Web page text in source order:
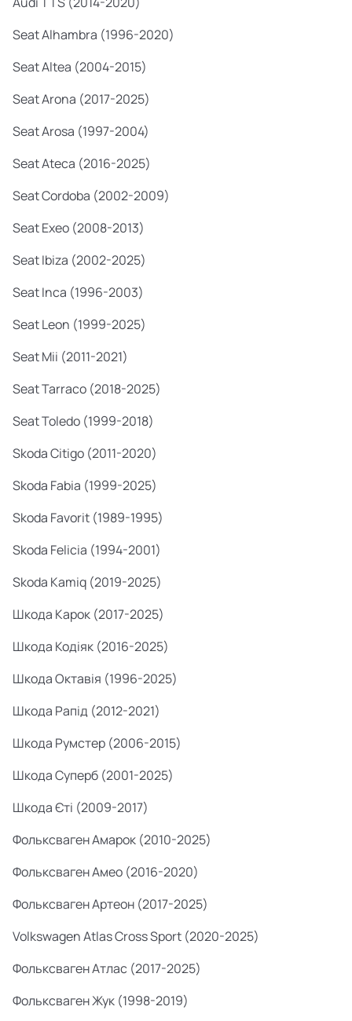
Seat Alhambra (1996-2020)
Seat Altea (2004-2015)
Seat Arona (2017-2025)
Seat Arosa (1997-2004)
Seat Ateca (2016-2025)
Seat Cordoba (2002-2009)
Seat Exeo (2008-2013)
Seat Ibiza (2002-2025)
Seat Inca (1996-2003)
Seat Leon (1999-2025)
Seat Mii (2011-2021)
Seat Tarraco (2018-2025)
Seat Toledo (1999-2018)
Skoda Citigo (2011-2020)
Skoda Fabia (1999-2025)
Skoda Favorit (1989-1995)
Skoda Felicia (1994-2001)
Skoda Kamiq (2019-2025)
Шкода Карок (2017-2025)
Шкода Кодіяк (2016-2025)
Шкода Октавія (1996-2025)
Шкода Рапід (2012-2021)
Шкода Румстер (2006-2015)
Шкода Суперб (2001-2025)
Шкода Єті (2009-2017)
Фольксваген Амарок (2010-2025)
Фольксваген Амео (2016-2020)
Фольксваген Артеон (2017-2025)
Volkswagen Atlas Cross Sport (2020-2025)
Фольксваген Атлас (2017-2025)
Фольксваген Жук (1998-2019)